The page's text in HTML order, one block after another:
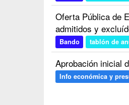
Oferta Pública de
admitidos y
Bando tablón de
Aprobación inicial
Info económica y